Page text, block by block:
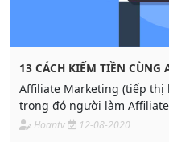
13 CÁCH KIẾM TIỀN CÙNG
Affiliate Marketing (tiếp thị
trong đó người làm
Hoantv 12-08-2020